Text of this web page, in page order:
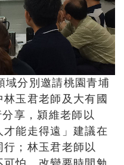
域分別邀請桃園青埔
玉君老師及大有國
享，潁維老師以
才能走得遠」建議在
；林玉君老師以